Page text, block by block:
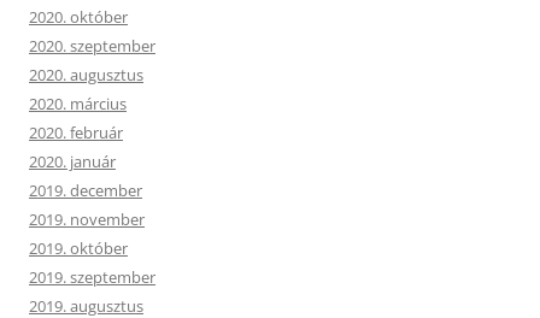
2020. október
2020. szeptember
2020. augusztus
2020. március
2020. február
2020. január
2019. december
2019. november
2019. október
2019. szeptember
2019. augusztus